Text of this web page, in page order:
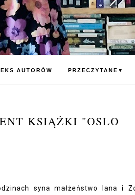
AUTORÓW PRZECZYTANE ▼
KSIĄŻKI "OSLO
syna małżeństwo Iana i